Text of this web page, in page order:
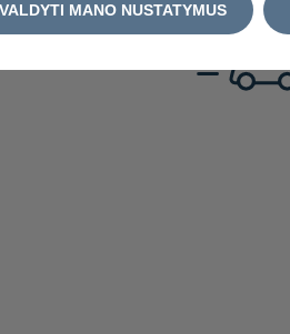
VALDYTI MANO NUSTATYMUS